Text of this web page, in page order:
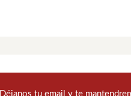
Déjanos tu email y te